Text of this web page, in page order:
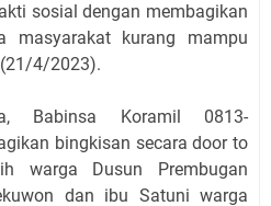
sosial dengan membagikan
masyarakat kurang mampu
4/2023).
Babinsa Koramil 0813-
bingkisan secara door to
warga Dusun Prembugan
dan ibu Satuni warga